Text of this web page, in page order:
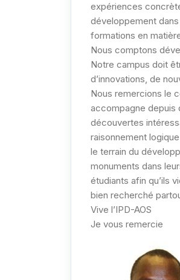
expériences
développement
formations en
Nous comptons
Notre campus doit
d’innovations, de
Nous remercions le
accompagne depuis
découvertes
raisonnement
le terrain du
monuments dans
étudiants afin qu’ils
bien recherché
Vive l’IPD-AOS
Je vous remercie